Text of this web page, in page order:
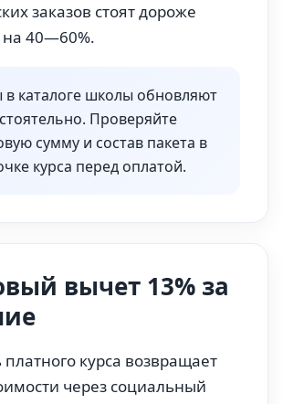
заказов стоят дороже
на 40—60%.
каталоге школы обновляют
Проверяйте
сумму и состав пакета в
курса перед оплатой.
вычет 13% за
курса возвращает
через социальный